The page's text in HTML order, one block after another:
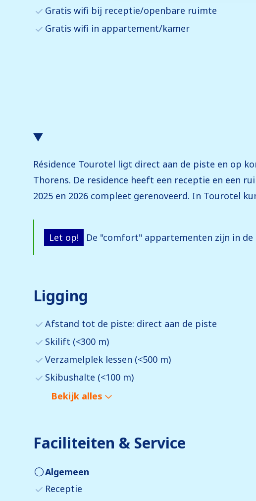
Gratis wifi bij receptie/openbare ruimte
Gratis wifi in appartement/kamer
Résidence Tourotel ligt direct aan de piste en op
Thorens. De residence heeft een receptie en een
2025 en 2026 compleet gerenoveerd. In Tourotel
Let op! De "comfort" appartementen zijn in de
Ligging
Afstand tot de piste: direct aan de piste
Skilift (<300 m)
Verzamelplek lessen (<500 m)
Skibushalte (<100 m)
Bekijk alles
Faciliteiten & Service
Algemeen
Receptie